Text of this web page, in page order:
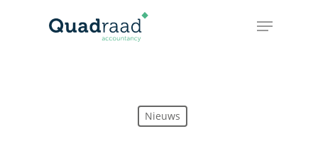
Nieuws